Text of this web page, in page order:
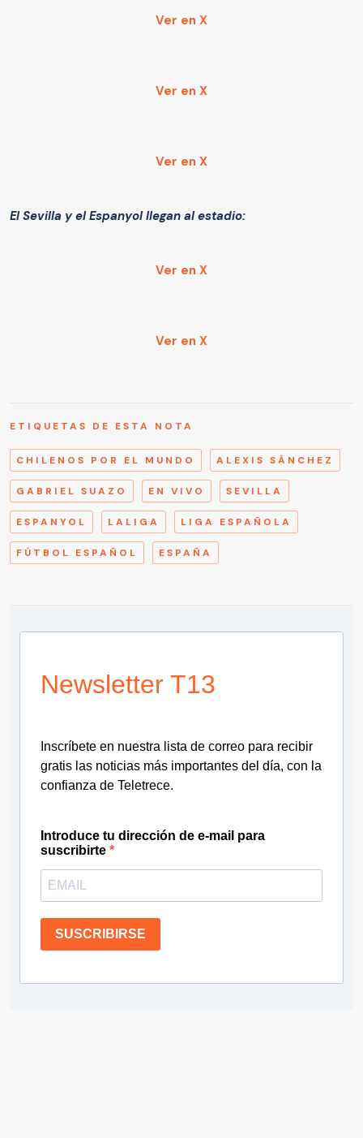
Ver en X
Ver en X
Ver en X
El Sevilla y el Espanyol llegan al estadio:
Ver en X
Ver en X
ETIQUETAS DE ESTA NOTA
CHILENOS POR EL MUNDO ALEXIS SÁNCHEZ
GABRIEL SUAZO EN VIVO SEVILLA
ESPANYOL LALIGA LIGA ESPAÑOLA
FÚTBOL ESPAÑOL ESPAÑA
Newsletter T13
Inscríbete en nuestra lista de correo para recibir
gratis las noticias más importantes del día, con la
confianza de Teletrece.
Introduce tu dirección de e-mail para
suscribirte
SUSCRIBIRSE